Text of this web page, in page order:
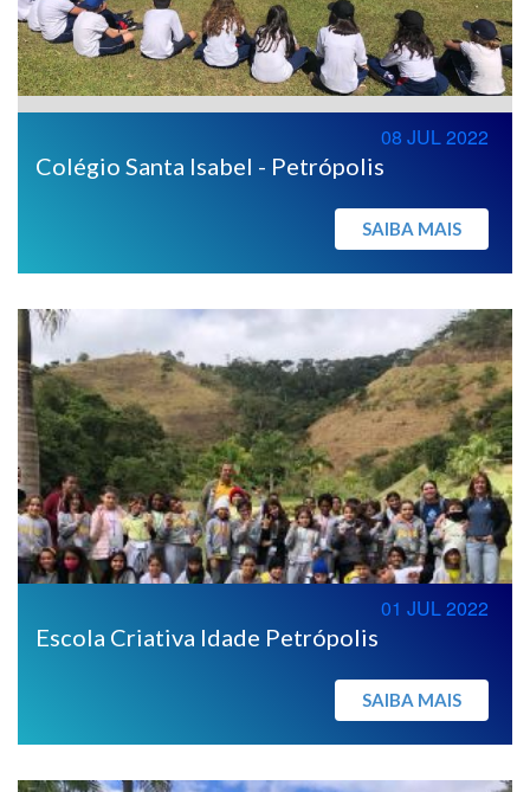
Colégio Santa Isabel - Petrópolis
08 JUL 2022
SAIBA MAIS
Escola Criativa Idade Petrópolis
01 JUL 2022
SAIBA MAIS